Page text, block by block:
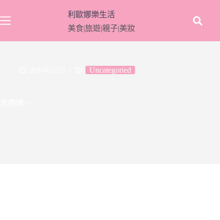
至
要
利歐娜樂生活
美食|旅遊|親子|美妝
Uncategoried